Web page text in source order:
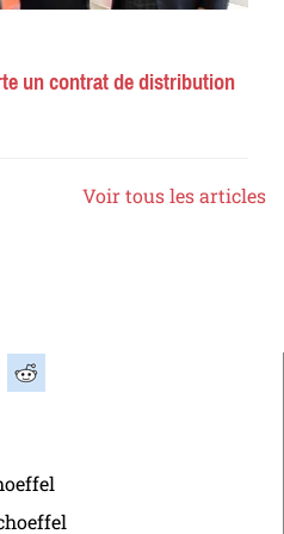
un contrat de distribution
Voir tous les articles
Reddit